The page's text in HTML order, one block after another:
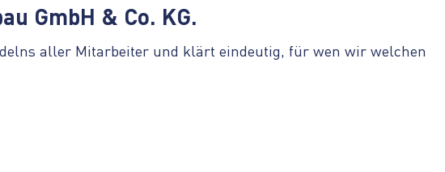
GmbH & Co. KG.
aller Mitarbeiter und klärt eindeutig, für wen wir welchen